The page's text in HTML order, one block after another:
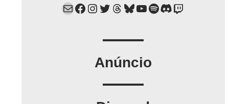
Mail Facebook Instagram Twitter Threads Bluesky YouTube Spotify Discord Twitch
Anúncio